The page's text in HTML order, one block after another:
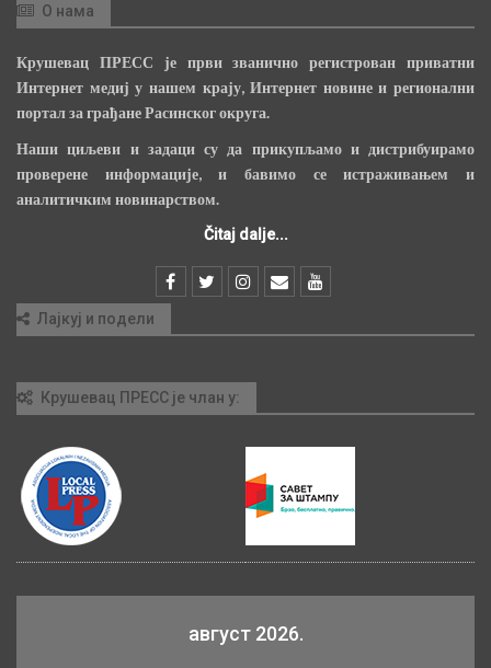
О нама
Крушевац ПРЕСС је први званично регистрован приватни
Интернет медиј у нашем крају, Интернет новине и регионални
портал за грађане Расинског округа.
Наши циљеви и задаци су да прикупљамо и дистрибуирамо
проверене информације, и бавимо се истраживањем и
аналитичким новинарством.
Čitaj dalje...
Лајкуј и подели
Крушевац ПРЕСС је члан у:
август 2026.